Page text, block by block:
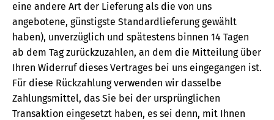
eine andere Art der Lieferung als die von uns
angebotene, günstigste Standardlieferung gewählt
haben), unverzüglich und spätestens binnen 14 Tagen
ab dem Tag zurückzuzahlen, an dem die Mitteilung über
Ihren Widerruf dieses Vertrages bei uns eingegangen ist.
Für diese Rückzahlung verwenden wir dasselbe
Zahlungsmittel, das Sie bei der ursprünglichen
Transaktion eingesetzt haben, es sei denn, mit Ihnen